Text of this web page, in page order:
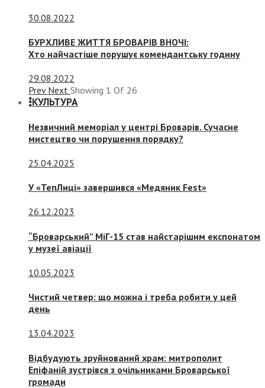
30.08.2022
БУРХЛИВЕ ЖИТТЯ БРОВАРІВ ВНОЧІ:
Хто найчастіше порушує комендантську годину
29.08.2022
Prev Next Showing 1 Of 26
КУЛЬТУРА
Незвичний меморіал у центрі Броварів. Сучасне
мистецтво чи порушення порядку?
25.04.2025
У «ТепЛиці» завершився «Медяник Fest»
26.12.2023
“Броварський” МіГ-15 став найстарішим експонатом
у музеї авіації
10.05.2023
Чистий четвер: що можна і треба робити у цей
день
13.04.2023
Відбудують зруйнований храм: митрополит
Епіфаній зустрівся з очільниками Броварської
громади